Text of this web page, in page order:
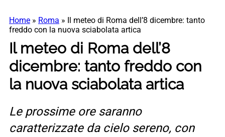
Home » Roma »
Il meteo di Roma dell’8 dicembre: tanto
freddo con la nuova sciabolata artica
Il meteo di Roma dell’8
dicembre: tanto freddo con
la nuova sciabolata artica
Le prossime ore saranno
caratterizzate da cielo sereno, con